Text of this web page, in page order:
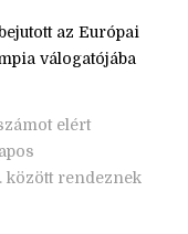
az Európai
válogatójába
elért
között rendeznek